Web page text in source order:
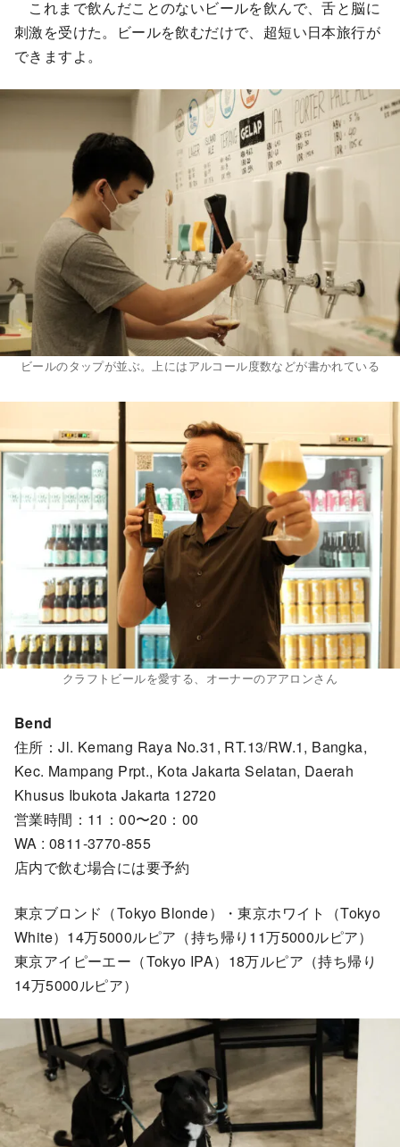
これまで飲んだことのないビールを飲んで、舌と脳に
刺激を受けた。ビールを飲むだけで、超短い日本旅行が
できますよ。
ビールのタップが並ぶ。上にはアルコール度数などが書かれている
クラフトビールを愛する、オーナーのアアロンさん
Bend
住所：Jl. Kemang Raya No.31, RT.13/RW.1, Bangka,
Kec. Mampang Prpt., Kota Jakarta Selatan, Daerah
Khusus Ibukota Jakarta 12720
営業時間：11：00〜20：00
WA : 0811-3770-855
店内で飲む場合には要予約
東京ブロンド（Tokyo Blonde）・東京ホワイト（Tokyo
White）14万5000ルピア（持ち帰り11万5000ルピア）
東京アイピーエー（Tokyo IPA）18万ルピア（持ち帰り
14万5000ルピア）